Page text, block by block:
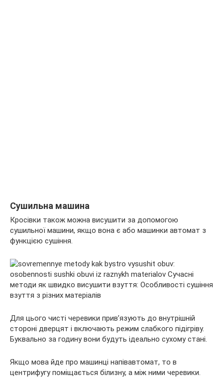
Сушильна машина
Кросівки також можна висушити за допомогою
сушильної машини, якщо вона є або машинки автомат з
функцією сушіння.
Для цього чисті черевики прив’язують до внутрішній
стороні дверцят і включають режим слабкого підігріву.
Буквально за годину вони будуть ідеально сухому стані.
Якщо мова йде про машинці напівавтомат, то в
центрифугу поміщається білизну, а між ними черевики.